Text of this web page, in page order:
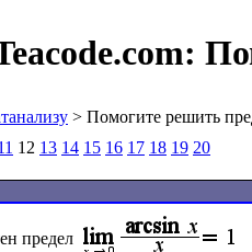
> Помогите решить
12 13 14 15 16 17 18 19 20
предел